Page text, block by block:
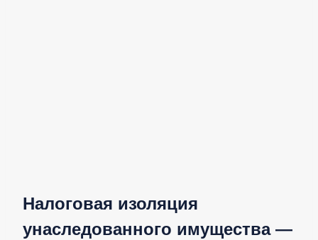
Налоговая изоляция
унаследованного имущества —